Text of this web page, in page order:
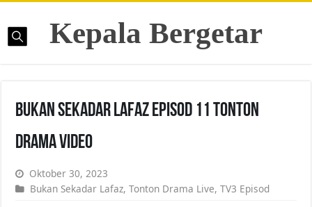
Kepala Bergetar
Bukan Sekadar Lafaz Episod 11 Tonton
Drama Video
Oktober 30, 2023
Bukan Sekadar Lafaz,Tonton Drama Live,TV3 Episod